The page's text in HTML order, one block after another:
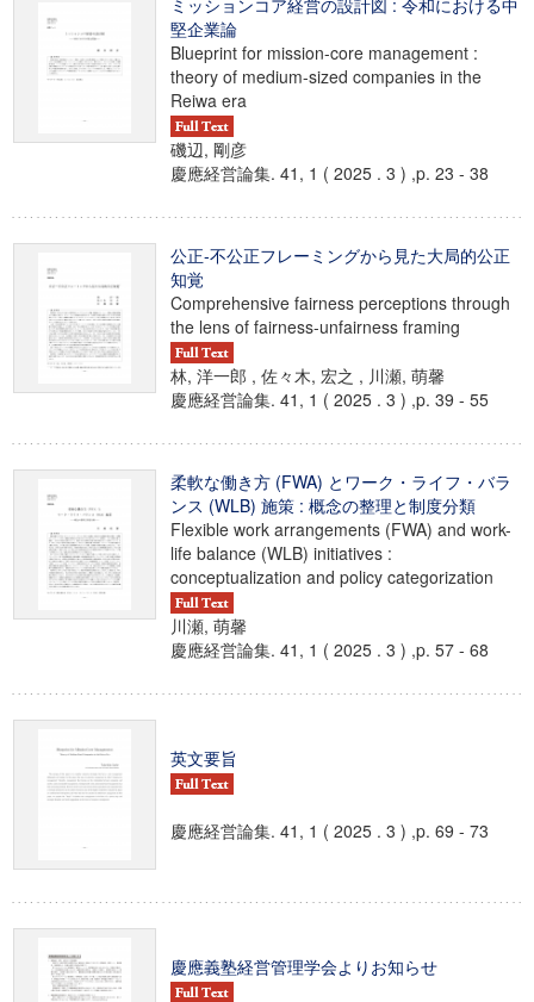
ミッションコア経営の設計図 : 令和における中
堅企業論
Blueprint for mission-core management :
theory of medium-sized companies in the
Reiwa era
磯辺, 剛彦
慶應経営論集. 41, 1 ( 2025 . 3 ) ,p. 23 - 38
公正-不公正フレーミングから見た大局的公正
知覚
Comprehensive fairness perceptions through
the lens of fairness-unfairness framing
林, 洋一郎 , 佐々木, 宏之 , 川瀬, 萌馨
慶應経営論集. 41, 1 ( 2025 . 3 ) ,p. 39 - 55
柔軟な働き方 (FWA) とワーク・ライフ・バラ
ンス (WLB) 施策 : 概念の整理と制度分類
Flexible work arrangements (FWA) and work-
life balance (WLB) initiatives :
conceptualization and policy categorization
川瀬, 萌馨
慶應経営論集. 41, 1 ( 2025 . 3 ) ,p. 57 - 68
英文要旨
慶應経営論集. 41, 1 ( 2025 . 3 ) ,p. 69 - 73
慶應義塾経営管理学会よりお知らせ